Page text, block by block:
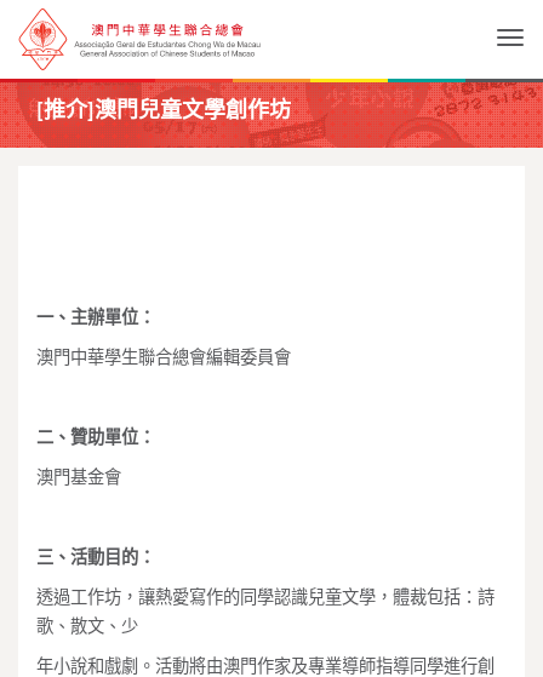
[推介]澳門兒童文學創作坊
一、 主辦單位：
澳門中華學生聯合總會編輯委員會
二、 贊助單位：
澳門基金會
三、 活動目的：
透過工作坊，讓熱愛寫作的同學認識兒童文學，體裁包括：詩
歌、散文、少
年小說和戲劇。活動將由澳門作家及專業導師指導同學進行創